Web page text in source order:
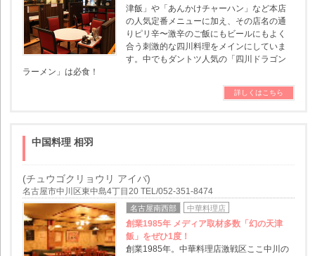
津飯」や「あんかけチャーハン」など本店
の人気定番メニューに加え、その店名の通
りピリ辛〜激辛のご飯にもビールにもよく
合う刺激的な四川料理をメインにしていま
す。中でもダントツ人気の「四川ドラゴン
ラーメン」は必食！
詳しくはこちら
中国料理 相羽
(チュウゴクリョウリ アイバ)
名古屋市中川区東中島4丁目20 TEL/052-351-8474
名古屋南西部 中華料理店
創業1985年 メディア取材多数「幻の天津
飯」をぜひ1度！
創業1985年。中華料理店激戦区ここ中川の